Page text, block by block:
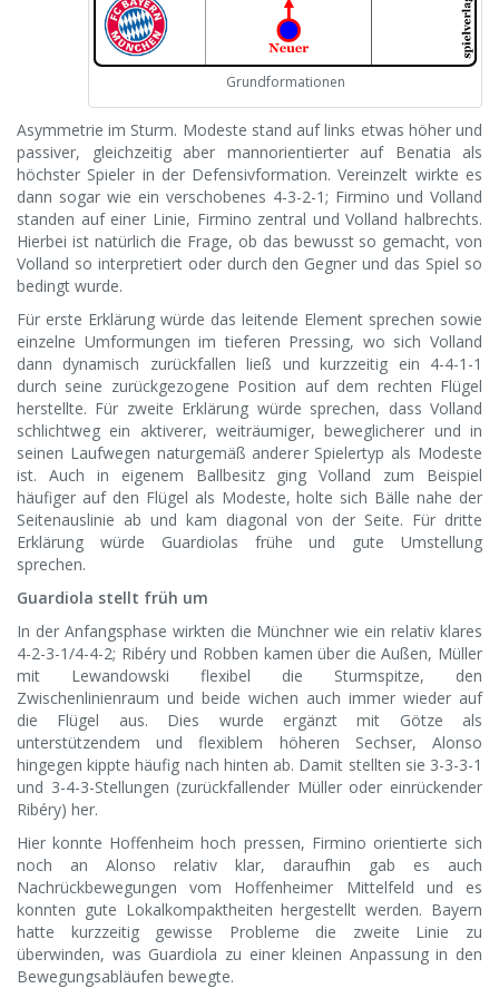
Grundformationen
Asymmetrie im Sturm. Modeste stand auf links etwas höher und
passiver, gleichzeitig aber mannorientierter auf Benatia als
höchster Spieler in der Defensivformation. Vereinzelt wirkte es
dann sogar wie ein verschobenes 4-3-2-1; Firmino und Volland
standen auf einer Linie, Firmino zentral und Volland halbrechts.
Hierbei ist natürlich die Frage, ob das bewusst so gemacht, von
Volland so interpretiert oder durch den Gegner und das Spiel so
bedingt wurde.
Für erste Erklärung würde das leitende Element sprechen sowie
einzelne Umformungen im tieferen Pressing, wo sich Volland
dann dynamisch zurückfallen ließ und kurzzeitig ein 4-4-1-1
durch seine zurückgezogene Position auf dem rechten Flügel
herstellte. Für zweite Erklärung würde sprechen, dass Volland
schlichtweg ein aktiverer, weiträumiger, beweglicherer und in
seinen Laufwegen naturgemäß anderer Spielertyp als Modeste
ist. Auch in eigenem Ballbesitz ging Volland zum Beispiel
häufiger auf den Flügel als Modeste, holte sich Bälle nahe der
Seitenauslinie ab und kam diagonal von der Seite. Für dritte
Erklärung würde Guardiolas frühe und gute Umstellung
sprechen.
Guardiola stellt früh um
In der Anfangsphase wirkten die Münchner wie ein relativ klares
4-2-3-1/4-4-2; Ribéry und Robben kamen über die Außen, Müller
mit Lewandowski flexibel die Sturmspitze, den
Zwischenlinienraum und beide wichen auch immer wieder auf
die Flügel aus. Dies wurde ergänzt mit Götze als
unterstützendem und flexiblem höheren Sechser, Alonso
hingegen kippte häufig nach hinten ab. Damit stellten sie 3-3-3-1
und 3-4-3-Stellungen (zurückfallender Müller oder einrückender
Ribéry) her.
Hier konnte Hoffenheim hoch pressen, Firmino orientierte sich
noch an Alonso relativ klar, daraufhin gab es auch
Nachrückbewegungen vom Hoffenheimer Mittelfeld und es
konnten gute Lokalkompaktheiten hergestellt werden. Bayern
hatte kurzzeitig gewisse Probleme die zweite Linie zu
überwinden, was Guardiola zu einer kleinen Anpassung in den
Bewegungsabläufen bewegte.